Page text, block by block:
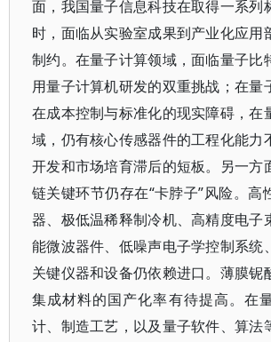
面，我国量子信息科技在取得一系列
时，面临从实验室成果到产业化应用
制约。在量子计算领域，面临量子比
用量子计算机研发的双重挑战；在量
在成本控制与标准化的现实障碍，在
域，仍有核心传感器件的工程化能力
开发和市场培育滞后的短板。另一方
链关键环节仍存在“卡脖子”风险。高
器、极低温稀释制冷机、高精度电子
能微波器件、低噪声电子学控制系统
关键仪器和设备仍依赖进口。薄膜铌
集成材料的国产化率有待提高。在
计、制造工艺，以及量子软件、算法